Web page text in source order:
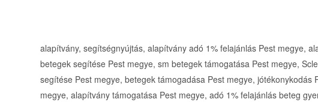
alapítvány, segítségnyújtás, alapítvány adó 1% felajánlás Pest megye,
betegek segítése Pest megye, sm betegek támogatása Pest megye,
segítése Pest megye, betegek támogadása Pest megye, jótékonykodás
megye, alapítvány támogatása Pest megye, adó 1% felajánlás beteg